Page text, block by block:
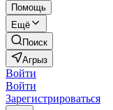
Помощь
Ещё
Поиск
Агрыз
Войти
Войти
Зарегистрироваться